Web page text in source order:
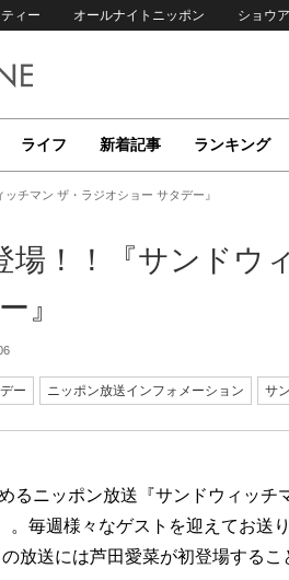
ィー オールナイトニッポン ショウ
ライフ 新着記事 ランキング
チマン ザ・ラジオショー サタデー』
場！！『サンドウ
』
ー ニッポン放送インフォメーション サ
るニッポン放送『サンドウィッチ
毎週様々なゲストを迎えてお送り
放送には芦田愛菜が初登場するこ